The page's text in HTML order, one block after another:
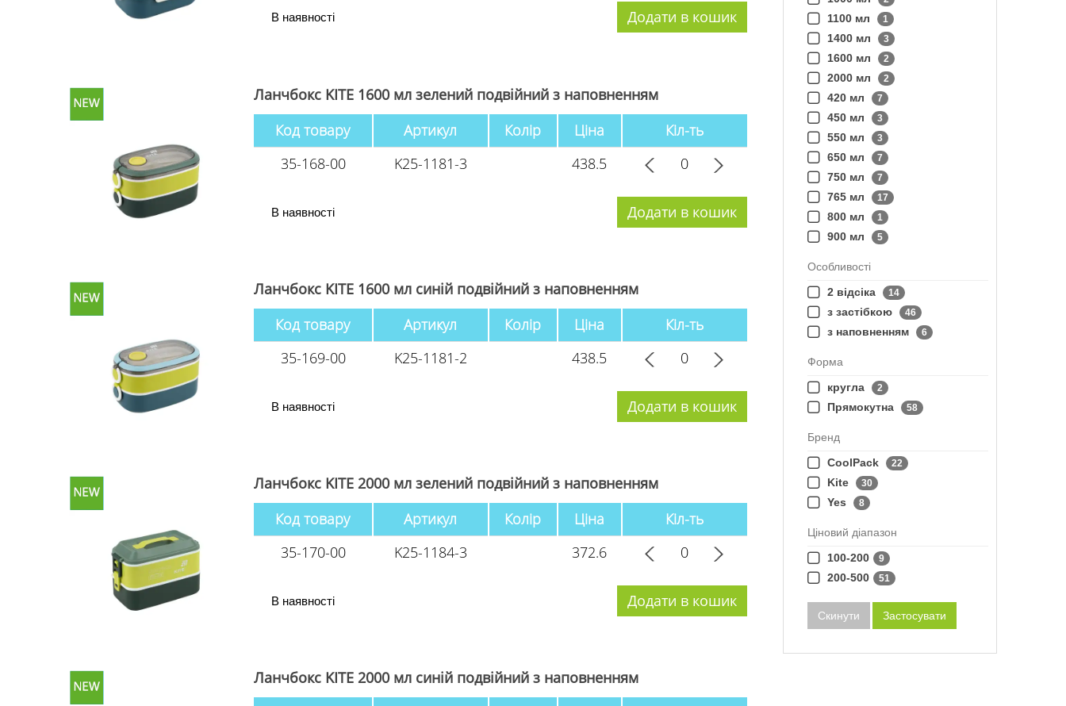
В наявності
Ланчбокс KITE 1600 мл зелений подвійний з наповненням
Код товару
Артикул Колір Ціна
Кіл-ть
35-168-00
K25-1181-3 438.5
В наявності
Ланчбокс KITE 1600 мл синій подвійний з наповненням
Код товару
Артикул Колір Ціна
Кіл-ть
35-169-00
K25-1181-2 438.5
В наявності
Ланчбокс KITE 2000 мл зелений подвійний з наповненням
Код товару
Артикул Колір Ціна
Кіл-ть
35-170-00
K25-1184-3 372.6
В наявності
Ланчбокс KITE 2000 мл синій подвійний з наповненням
1100 мл 1
1400 мл 3
1600 мл 2
2000 мл 2
420 мл 7
450 мл 3
550 мл 3
650 мл 7
750 мл 7
765 мл 17
800 мл 1
900 мл 5
Особливості
2 відсіка
14
з застібкою 46
з наповненням 6
Форма
кругла
2
Прямокутна 58
Бренд
CoolPack
22
Kite 30
Yes 8
Ціновий діапазон
100-200
9
200-500 51
Скинути Застосувати